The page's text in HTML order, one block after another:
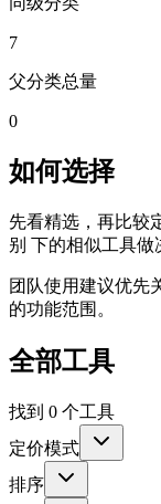
7
父分类总量
0
如何选择
先看精选，再比较
别 下的相似工具做
团队使用建议优先
的功能范围。
全部工具
找到 0 个工具
定价模式
排序